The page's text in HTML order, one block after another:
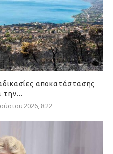
αποκατάστασης
την...
2026, 8:22